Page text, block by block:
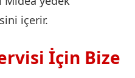
içerir.
İçin Bize